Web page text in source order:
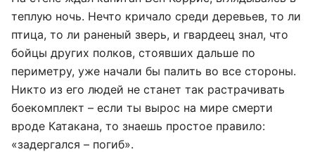
теплую ночь. Нечто кричало среди деревьев, то ли
птица, то ли раненый зверь, и гвардеец знал, что
бойцы других полков, стоявших дальше по
периметру, уже начали бы палить во все стороны.
Никто из его людей не станет так растрачивать
боекомплект – если ты вырос на мире смерти
вроде Катакана, то знаешь простое правило:
«задергался – погиб».